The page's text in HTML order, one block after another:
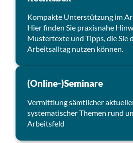
Kompakte Unterstützung im
Hier finden Sie praxisnahe
Mustertexte und Tipps, die Sie
Arbeitsalltag nutzen können.
(Online-)Seminare
Vermittlung sämtlicher
systematischer Themen rund
Arbeitsfeld